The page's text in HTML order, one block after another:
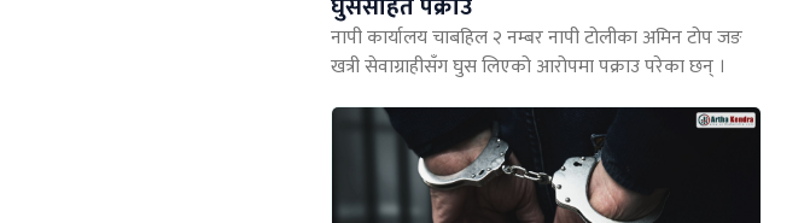
नापी कार्यालय चाबहिल २ नम्बर नापी टोलीका अमिन टोप जङ
खत्री सेवाग्राहीसँग घुस लिएको आरोपमा पक्राउ परेका छन् ।